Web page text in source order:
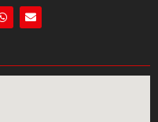
W
h
a
p
E
n
o
p